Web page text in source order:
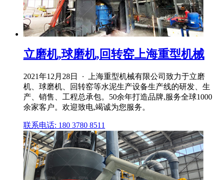
立磨机,球磨机,回转窑上海重型机械
2021年12月28日 · 上海重型机械有限公司致力于立磨
机、球磨机、回转窑等水泥生产设备生产线的研发、生
产、销售、工程总承包。50余年打造品牌,服务全球1000
余家客户。欢迎致电,竭诚为您服务。
联系电话: 180 3780 8511